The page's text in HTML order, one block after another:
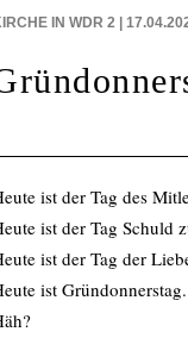
IN WDR 2 |
ist der Tag des
ist der Tag Schuld
ist der Tag der
ist Gründonnerstag.